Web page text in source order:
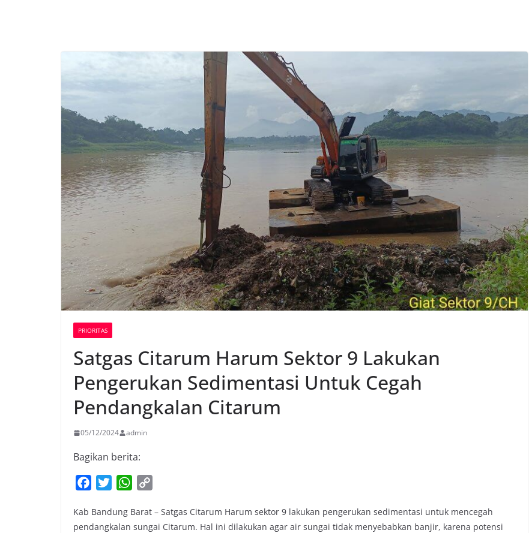
PRIORITAS
Satgas Citarum Harum Sektor 9 Lakukan
Pengerukan Sedimentasi Untuk Cegah
Pendangkalan Citarum
05/12/2024 admin
Bagikan berita:
c
e
i
t
W
a
t
p
y
Kab Bandung Barat – Satgas Citarum Harum sektor 9 lakukan pengerukan sedimentasi untuk mencegah
pendangkalan sungai Citarum. Hal ini dilakukan agar air sungai tidak menyebabkan banjir, karena potensi